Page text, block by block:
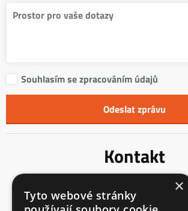
Souhlasím se zpracováním údajů
Kontakt
Mladoňovice 65
×
Tyto webové stránky